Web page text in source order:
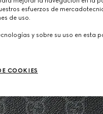
esfuerzos de
de uso.
y sobre su uso en esta
COOKIES